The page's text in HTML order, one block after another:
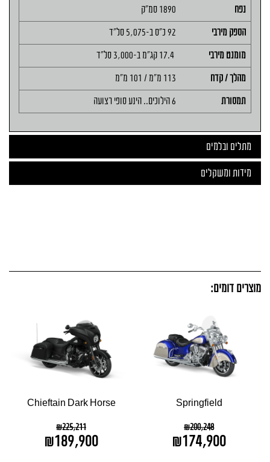
נפח 1890 סמ"ק
הספק מירבי 92 כ"ס ב-5,075 סל"ד
מומנט מירבי
מהלך / קדח 113 מ"מ / 101 מ"מ
תמסורת 6 הילוכים.. הינע סופי רצועה
מתלים ובלמים
מידות ומשקלים
מוצרים דומים:
Springfield
₪200,248
₪174,900
Chieftain Dark Horse
₪225,211
₪189,900